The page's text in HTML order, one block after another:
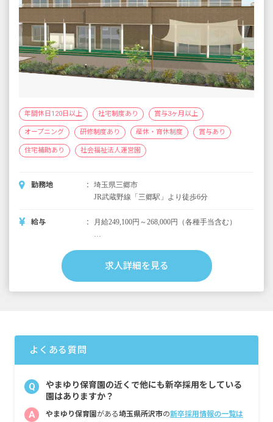
年間休日120日以上 社宅制度あり 賞与3ヶ月以上
オープニング 研修制度あり 産休・育休制度 賞与あり
住宅補助あり 社会福祉法人運営園
勤務地
埼玉県三郷市
JR武蔵野線「三郷駅」より徒歩6分
給与 月給249,100円～268,000円（各種手当含む）
賞与年2回（※当法人運営園実績3カ月）
昇給年1回（※当法人運営園実績3,000円～
10,000円）
求人詳細を見る
よくある質問
Q
やまゆり保育園の近くで他にも新卒採用をしている
園はありますか？
A やまゆり保育園がある埼玉県所沢市の新卒採用情報の一覧は